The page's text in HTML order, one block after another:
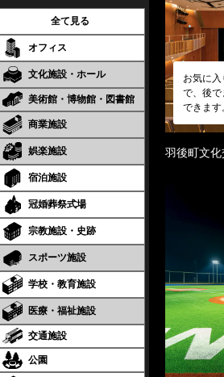
全て見る
オフィス
文化施設・ホール
美術館・博物館・図書館
商業施設
娯楽施設
宿泊施設
冠婚葬祭式場
宗教施設・史跡
スポーツ施設
学校・教育施設
医療・福祉施設
交通施設
公園
お気に
で、後
できます。
羽後町文